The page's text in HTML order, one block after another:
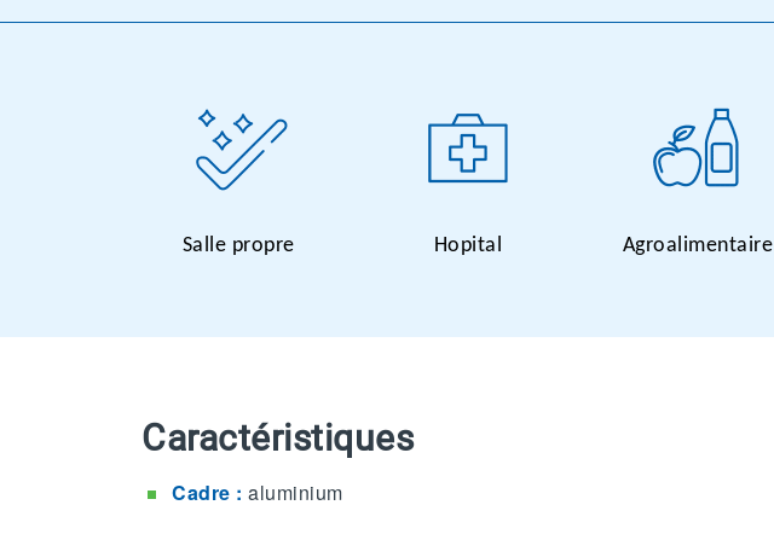
Salle propre Hopital Agroalimentaire
Caractéristiques
Cadre : aluminium